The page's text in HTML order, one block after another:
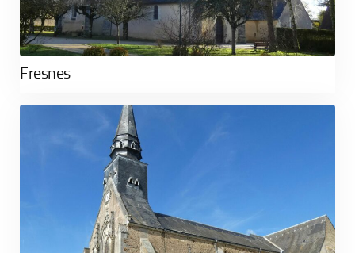
Fresnes